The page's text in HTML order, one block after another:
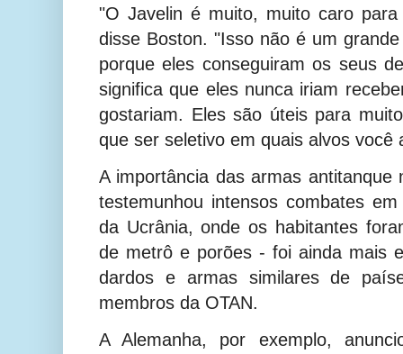
"O Javelin é muito, muito caro
disse Boston. "Isso não é um
porque eles conseguiram os seus
significa que eles nunca iriam
gostariam. Eles são úteis para
que ser seletivo em quais alvos você
A importância das armas
testemunhou intensos combates
da Ucrânia, onde os habitantes
de metrô e porões - foi ainda mais
dardos e armas similares de
membros da OTAN.
A Alemanha, por exemplo,